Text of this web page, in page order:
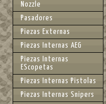
Nozzle
Pasadores
Piezas Externas
Piezas Internas AEG
Piezas Internas
EScopetas
Piezas Internas Pistolas
Piezas Internas Snipers